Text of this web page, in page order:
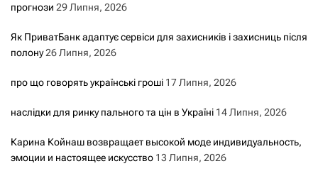
прогнози 29 Липня, 2026
Як ПриватБанк адаптує сервіси для захисників і захисниць після
полону26 Липня, 2026
про що говорять українські гроші 17 Липня, 2026
наслідки для ринку пального та цін в Україні 14 Липня, 2026
Карина Койнаш возвращает высокой моде индивидуальность,
эмоции и настоящее искусство 13 Липня, 2026